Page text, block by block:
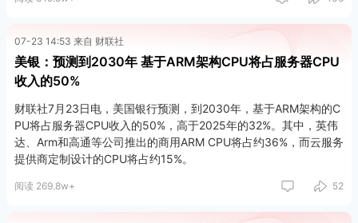
07-23 14:53 来自 财联社
美银：预测到2030年 基于ARM架构CPU将占服务器CPU
收入的50%
财联社7月23日电，美国银行预测，到2030年，基于ARM架构的C
PU将占服务器CPU收入的50%，高于2025年的32%。其中，英伟
达、Arm和高通等公司推出的商用ARM CPU将占约36%，而云服务
提供商定制设计的CPU将占约15%。
阅读 269.8w+ 52